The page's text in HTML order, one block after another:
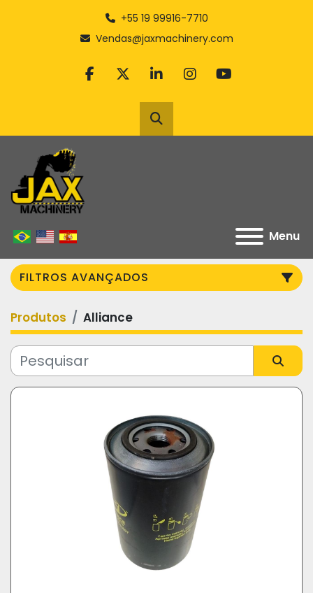
+55 19 99916-7710
Vendas@jaxmachinery.com
facebook
twitterlinkedininstagram
youtube
Pesquisar
Menu
FILTROS AVANÇADOS
Categoria
Fabricante
Produtos Alliance